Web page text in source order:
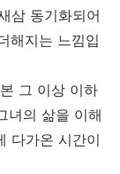
삼 동기화되어
해지는 느낌입
그 이상 이하
녀의 삶을 이해
다가온 시간이